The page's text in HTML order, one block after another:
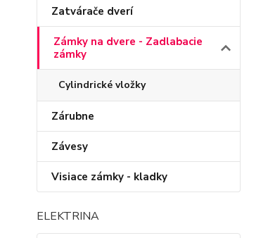
Zatvárače dverí
Zámky na dvere - Zadlabacie
zámky
Cylindrické vložky
Zárubne
Závesy
Visiace zámky - kladky
ELEKTRINA